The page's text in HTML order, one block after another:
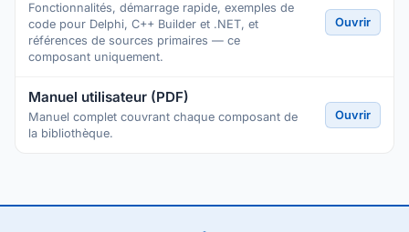
Fonctionnalités, démarrage rapide, exemples de
code pour Delphi, C++ Builder et .NET, et
références de sources primaires — ce
composant uniquement.
Ouvrir
Manuel utilisateur (PDF)
Manuel complet couvrant chaque composant de
la bibliothèque.
Ouvrir